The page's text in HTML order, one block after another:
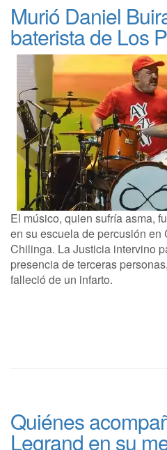
Murió Daniel
baterista de Los
El músico, quien sufría asma,
en su escuela de percusión
Chilinga. La Justicia intervino
presencia de terceras
falleció de un infarto.
Quiénes
Legrand en su